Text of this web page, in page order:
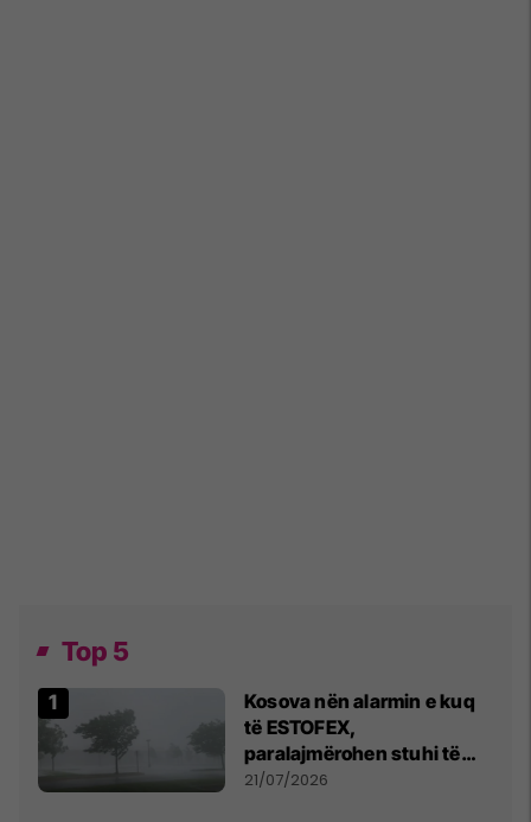
Top 5
Kosova nën alarmin e kuq
të ESTOFEX,
paralajmërohen stuhi të
fuqishme me breshër dhe
21/07/2026